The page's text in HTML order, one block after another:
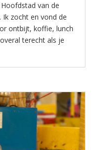
van de
zocht en vond de
ontbijt, koffie, lunch
terecht als je